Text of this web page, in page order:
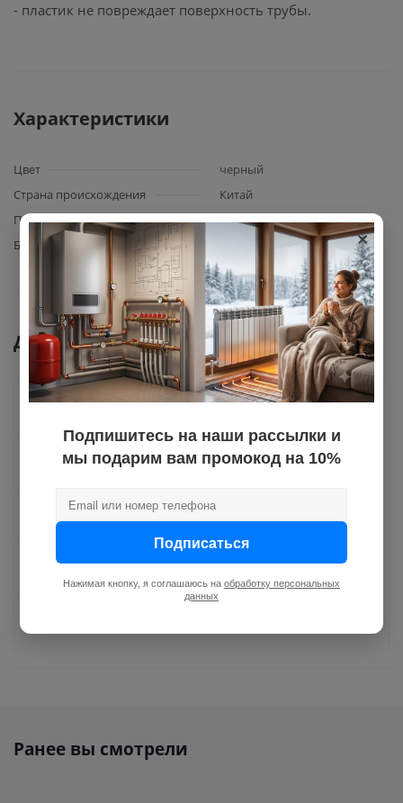
- пластик не повреждает поверхность трубы.
Характеристики
Цвет
черный
Страна происхождения
Китай
Производитель
Noname
Базовая единица
Документы
Как купить
Оплата
Ранее вы смотрели
×
Подпишитесь на наши рассылки и
мы подарим вам промокод на 10%
Подписаться
Нажимая кнопку, я соглашаюсь на обработку персональных
данных